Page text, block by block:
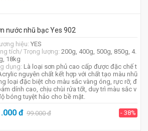
nước nhũ bạc Yes 902
hiệu: YES
tích/ Trọng lượng: 200g, 400g, 500g, 850g, 4.
18kg
dụng: Là loại sơn phủ cao cấp được đặc chế t
nguyên chất kết hợp với chất tạo màu nhũ
loại đặc biệt cho màu sắc vàng óng, rực rỡ, đ
dính cao, chịu chùi rửa tốt, duy trì màu sắc v
bóng tuyệt hảo cho bề mặt.
đ 99.000đ - 38%